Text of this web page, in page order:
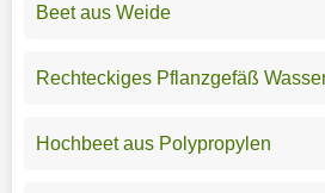
Beet aus Weide
Rechteckiges Pflanzgefäß
Hochbeet aus Polypropylen